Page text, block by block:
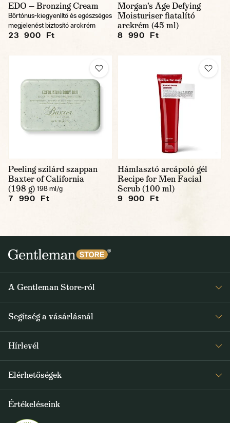
EDO — Bronzing Cream
Bőrtónus-kiegyenlítő és egészséges
megjelenést biztosító arckrém
23 900 Ft
Morgan's Age Defying
Moisturiser fiatalító
arckrém (45 ml)
8 990 Ft
Peeling szilárd szappan
Baxter of California
(198 g) 198 ml/g
7 990 Ft
Hámlasztó arcápoló gél
Recipe for Men Facial
Scrub (100 ml)
9 900 Ft
A Gentleman Store-ról
Rólunk
Journal
Segítség a vásárlásnál
Általános Szerződési Feltételek
Hírlevél
a speciális kínálatokról
Elérhetőségek
Értékeléseink